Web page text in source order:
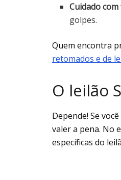
Cuidado
golpes.
Quem encontra
retomados e de
O leilão
Depende! Se
valer a pena. No
específicas do